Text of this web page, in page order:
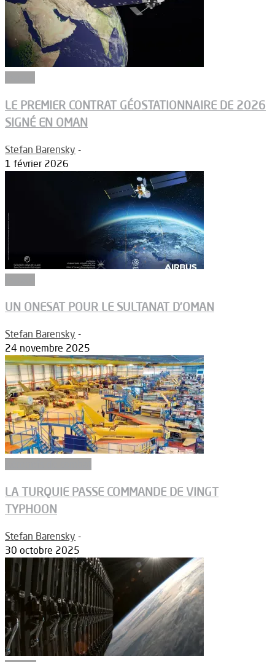
LE PREMIER CONTRAT GÉOSTATIONNAIRE DE 2026
SIGNÉ EN OMAN
Stefan Barensky -
1 février 2026
UN ONESAT POUR LE SULTANAT D’OMAN
Stefan Barensky -
24 novembre 2025
LA TURQUIE PASSE COMMANDE DE VINGT
TYPHOON
Stefan Barensky -
30 octobre 2025